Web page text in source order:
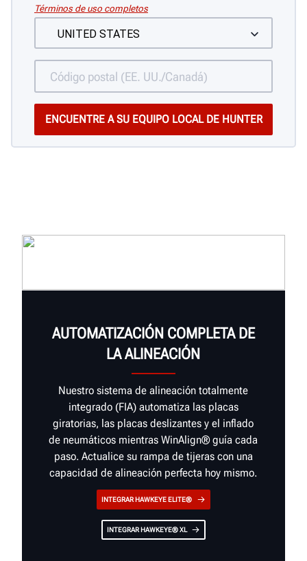
Términos de uso completos
AUTOMATIZACIÓN COMPLETA DE
LA ALINEACIÓN
Nuestro sistema de alineación totalmente
integrado (FIA) automatiza las placas
giratorias, las placas deslizantes y el inflado
de neumáticos mientras WinAlign® guía cada
paso. Actualice su rampa de tijeras con una
capacidad de alineación perfecta hoy mismo.
INTEGRAR HAWKEYE ELITE®
INTEGRAR HAWKEYE® XL